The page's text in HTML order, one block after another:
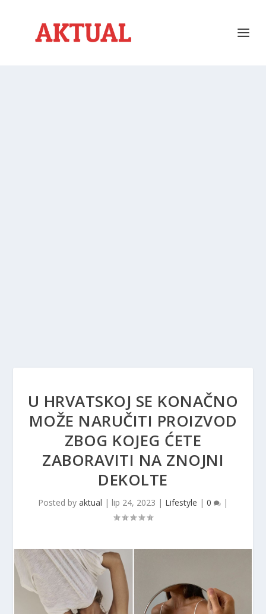
U HRVATSKOJ SE KONAČNO
MOŽE NARUČITI PROIZVOD
ZBOG KOJEG ĆETE
ZABORAVITI NA ZNOJNI
DEKOLTE
Posted by aktual | lip 24, 2023 | Lifestyle | 0 |